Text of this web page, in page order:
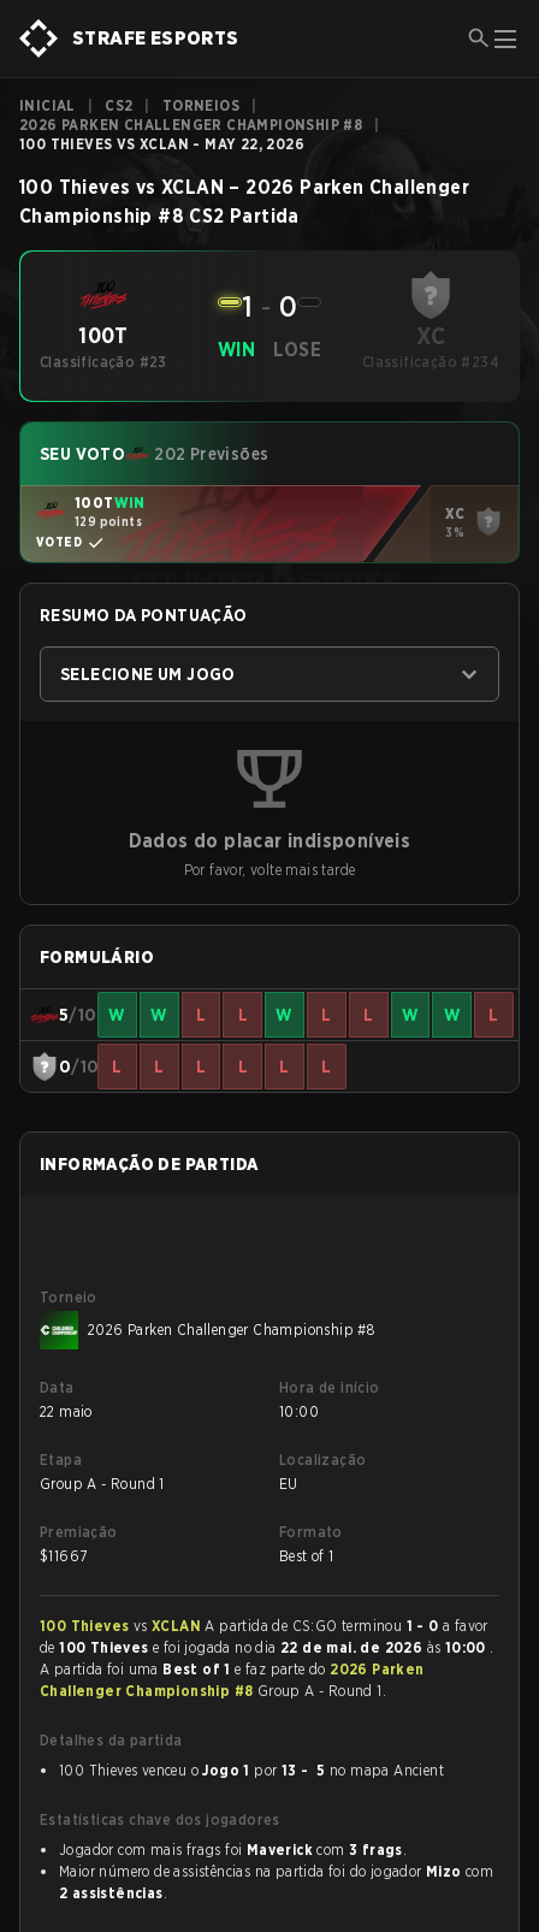
STRAFE ESPORTS
INICIAL CS2 TORNEIOS
2026 PARKEN CHALLENGER CHAMPIONSHIP #8
100 THIEVES VS XCLAN - MAY 22, 2026
100 Thieves vs XCLAN – 2026 Parken Challenger
Championship #8 CS2 Partida
100T
Classificação #23
WIN
1 - 0
LOSE XC
Classificação #234
SEU VOTO 202 Previsões
100TWIN
129 points
VOTED
XC
3%
RESUMO DA PONTUAÇÃO
SELECIONE UM JOGO
Dados do placar indisponíveis
Por favor, volte mais tarde
FORMULÁRIO
5/10 W W L L W L L W W L
0/10 L L L L L L
INFORMAÇÃO DE PARTIDA
Torneio
2026 Parken Challenger Championship #8
Data
22 maio
Hora de início
10:00
Etapa
Group A - Round 1
Localização
EU
Premiação
$11667
Formato
Best of 1
100 Thieves vsXCLANA partida de CS:GO terminou 1 - 0 a favor
de100 Thievese foi jogada no dia 22 de mai. de 2026 às 10:00 .
A partida foi uma Best of 1e faz parte do 2026 Parken
Challenger Championship #8 Group A - Round 1.
Detalhes da partida
100 Thieves venceu oJogo 1 por 13 - 5 no mapa Ancient
Estatísticas chave dos jogadores
Jogador com mais frags foi Maverick com3 frags.
Maior número de assistências na partida foi do jogador Mizo com
2 assistências.